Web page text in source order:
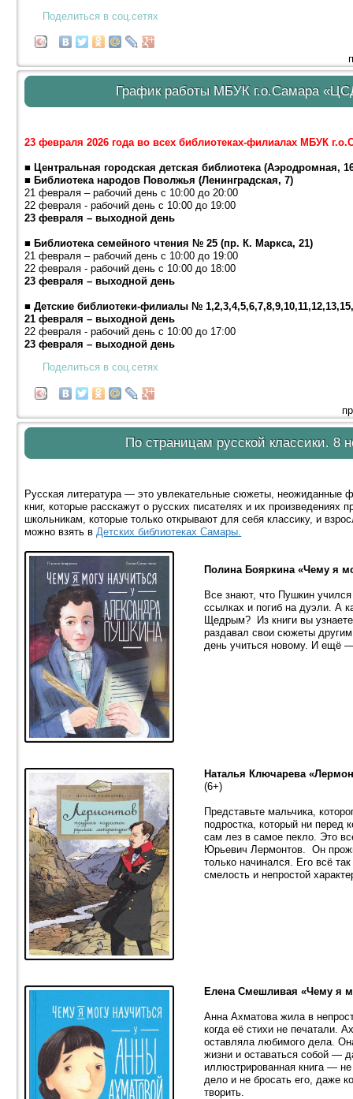
Поделиться в соц.сетях
График работы МБУК г.о.Самара
23 февраля 2026 года во всех библиотеках-филиалах МБУК
■ Центральная городская детская библиотека (Аэродромная,
■ Библиотека народов Поволжья (Ленинградская, 7)
21 февраля – рабочий день с 10:00 до 20:00
22 февраля - рабочий день с 10:00 до 19:00
23 февраля – выходной день
■ Библиотека семейного чтения № 25 (пр. К. Маркса, 21)
21 февраля – рабочий день с 10:00 до 19:00
22 февраля - рабочий день с 10:00 до 18:00
23 февраля – выходной день
■ Детские библиотеки-филиалы №
21 февраля – выходной день
22 февраля - рабочий день с 10:00 до 17:00
23 февраля – выходной день
Поделиться в соц.сетях
По страницам русской классики. 8
Русская литература — это увлекательные сюжеты, неожиданные
книг, которые расскажут о русских писателях и их произведениях
школьникам, которые только открывают для себя классику, и
можно взять в Детских библиотеках Самары.
Полина Бояркина «Чему я
Все знают, что Пушкин
ссылках и погиб на дуэли. А
Щедрым? Из книги вы
раздавал свои сюжеты
день учиться новому. И ещё
Наталья Ключарева
(6+)
Представьте мальчика,
подростка, который ни
сам лез в самое пекло. Это
Юрьевич Лермонтов. Он
только начинался. Его всё
смелость и непростой
Елена Смешливая «Чему я
Анна Ахматова жила в
когда её стихи не печатали.
оставляла любимого дела.
жизни и оставаться собой —
иллюстрированная книга —
дело и не бросать его, даже
творить.